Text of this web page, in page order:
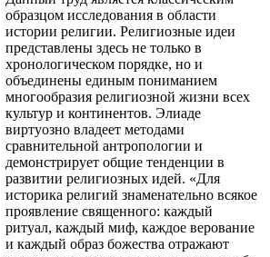
образцом исследования в области
истории религии. Религиозные идеи
представлены здесь не только в
хронологическом порядке, но и
объединены единым пониманием
многообразия религиозной жизни всех
культур и континентов. Элиаде
виртуозно владеет методами
сравнительной антропологии и
демонстрирует общие тенденции в
развитии религиозных идей. «Для
историка религий знаменательно всякое
проявление священного: каждый
ритуал, каждый миф, каждое верование
и каждый образ божества отражают